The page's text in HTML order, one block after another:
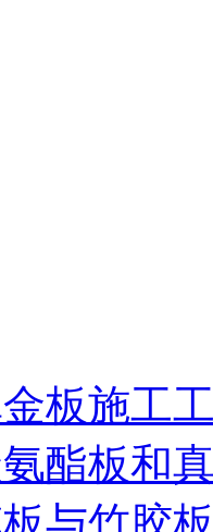
板施工
酯板和